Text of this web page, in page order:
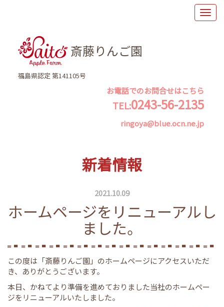
斎藤りんご園
福島県認定 第141105号
お電話でのお問合せはこちら
TEL:0243-56-2135
ringoya@blue.ocn.ne.jp
新着情報
2021.10.09
ホームページをリニューアルし
ました。
この度は「斎藤りんご園」のホームページにアクセスいただ
き、ありがとうございます。
本日、かねてより準備を進めておりました当社のホームペー
ジをリニューアルいたしました。